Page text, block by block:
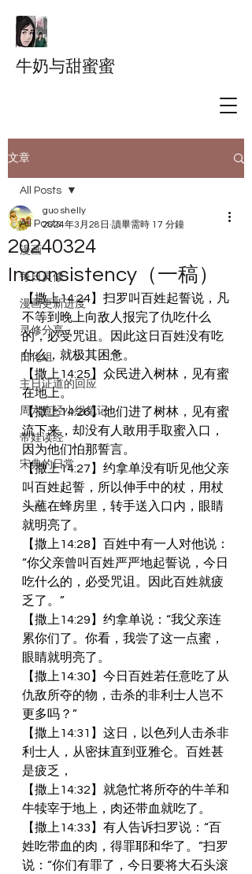
牛奶与甜蜜蜜
文章
All Posts
漫画
每日灵修
漫画更新进度
灵修分享
日化组
主日证道的回应
周六查经小组笔记
带娃读经
宋典的日常
All Posts
20240324
Inconsistency（一稿）
guo shelly
2024年3月28日 讀畢需時 17 分鐘
【撒上14:24】扫罗叫百姓起誓说，凡
不等到晚上向敌人报完了仇吃什么
的，必受咒诅。因此这日百姓没有吃
什么，就极其困惫。
【撒上14:25】众民进入树林，见有蜜
在地上。
【撒上14:26】他们进了树林，见有蜜
流下来，却没有人敢用手取蜜入口，
因为他们怕那誓言。
【撒上14:27】约拿单没有听见他父亲
叫百姓起誓，所以伸手中的杖，用杖
头蘸在蜂房里，转手送入口内，眼睛
就明亮了。
【撒上14:28】百姓中有一人对他说：
“你父亲曾叫百姓严严地起誓说，今日
吃什么的，必受咒诅。因此百姓就疲
乏了。”
【撒上14:29】约拿单说：“我父亲连
累你们了。你看，我尝了这一点蜜，
眼睛就明亮了。
【撒上14:30】今日百姓若任意吃了从
仇敌所夺的物，击杀的非利士人岂不
更多吗？”
【撒上14:31】这日，以色列人击杀非
利士人，从密抹直到亚雅仑。百姓甚
是疲乏，
【撒上14:32】就急忙将所夺的牛羊和
牛犊宰于地上，肉还带血就吃了。
【撒上14:33】有人告诉扫罗说：“百
姓吃带血的肉，得罪耶和华了。”扫罗
说：“你们有罪了，今日要将大石头滚